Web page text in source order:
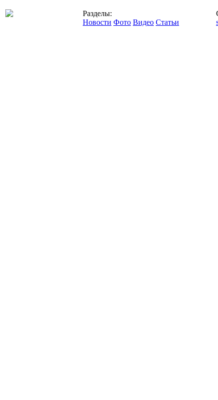
Разделы:
Новости Фото Видео Статьи